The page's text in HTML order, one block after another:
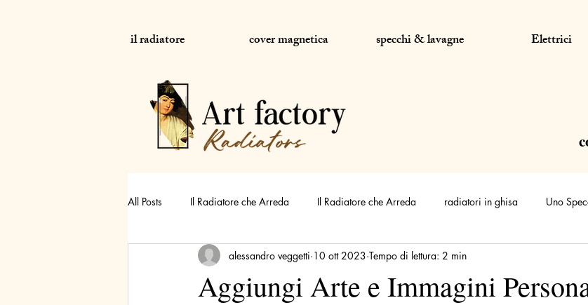
il radiatore cover magnetica specchi & lavagne Elettrici
All Posts Il Radiatore che Arreda Il Radiatore che Arreda radiatori in ghisa Uno
Uno Specchio sul termosifone
Aggiungi Arte e Immagini
alessandro veggetti 10 ott 2023 Tempo di lettura: 2 min